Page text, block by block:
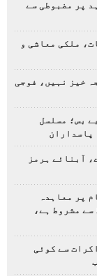
پر مضبوطی سے
ملکی معاشی و
خیز نہیں، فوجی
بس؛ مسلسل
پاسداران
آبنائے ہرمز
پر معاہدہ
مشروط ہے،
سے کوئی